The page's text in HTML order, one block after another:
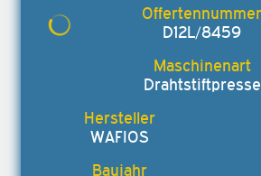
D12L/8459
Drahtstiftpresse
WAFIOS